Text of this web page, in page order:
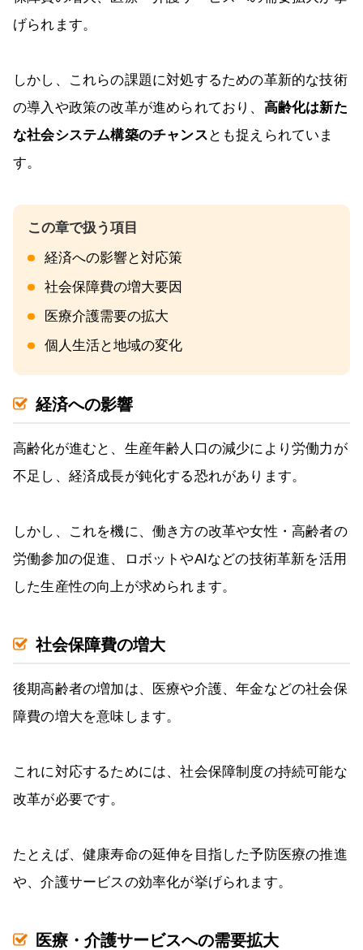
げられます。
しかし、これらの課題に対処するための革新的な技術
の導入や政策の改革が進められており、 高齢化は新た
な社会システム構築のチャンス とも捉えられていま
す。
経済への影響と対応策
社会保障費の増大要因
医療介護需要の拡大
個人生活と地域の変化
経済への影響
高齢化が進むと、生産年齢人口の減少により労働力が
不足し、経済成長が鈍化する恐れがあります。
しかし、これを機に、働き方の改革や女性・高齢者の
労働参加の促進、ロボットやAIなどの技術革新を活用
した生産性の向上が求められます。
社会保障費の増大
後期高齢者の増加は、医療や介護、年金などの社会保
障費の増大を意味します。
これに対応するためには、社会保障制度の持続可能な
改革が必要です。
たとえば、健康寿命の延伸を目指した予防医療の推進
や、介護サービスの効率化が挙げられます。
医療・介護サービスへの需要拡大